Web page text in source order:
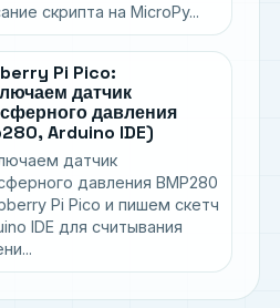
скрипта на MicroPy...
Pi Pico:
датчик
давления
Arduino IDE)
датчик
давления BMP280
Pi Pico и пишем скетч
IDE для считывания